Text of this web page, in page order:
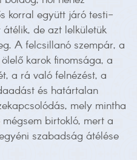
korral együtt járó testi-
de azt lelkületük
A felcsillanó szempár, a
karok finomsága, a
a rá való felnézést, a
és határtalan
mely mintha
birtokló, mert a
szabadság átélése